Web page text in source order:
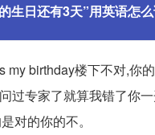
生日还有3天”用英语怎
my birthday楼下不对,你
过专家了就算我错了你
对的你的不。